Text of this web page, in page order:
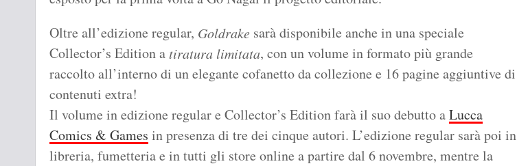
Oltre all’edizione regular, Goldrake sarà disponibile anche in una speciale
Collector’s Edition a tiratura limitata, con un volume in formato più grande
raccolto all’interno di un elegante cofanetto da collezione e 16 pagine aggiuntive di
contenuti extra!
Il volume in edizione regular e Collector’s Edition farà il suo debutto aLucca
Comics & Games in presenza di tre dei cinque autori. L’edizione regular sarà poi in
libreria, fumetteria e in tutti gli store online a partire dal 6 novembre, mentre la